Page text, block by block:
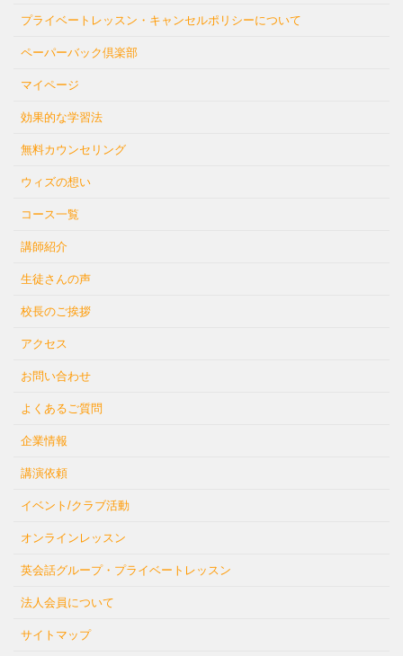
プライベートレッスン・キャンセルポリシーについて
ペーパーバック倶楽部
マイページ
効果的な学習法
無料カウンセリング
ウィズの想い
コース一覧
講師紹介
生徒さんの声
校長のご挨拶
アクセス
お問い合わせ
よくあるご質問
企業情報
講演依頼
イベント/クラブ活動
オンラインレッスン
英会話グループ・プライベートレッスン
法人会員について
サイトマップ